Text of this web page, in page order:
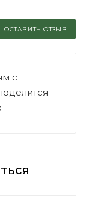
ОСТАВИТЬ ОТЗЫВ
с